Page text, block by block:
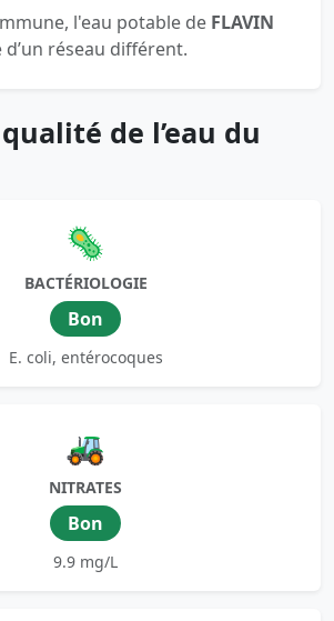
l'eau potable de FLAVIN
réseau différent.
de l’eau du
🦠
BACTÉRIOLOGIE
Bon
E. coli, entérocoques
🚜
NITRATES
Bon
9.9 mg/L